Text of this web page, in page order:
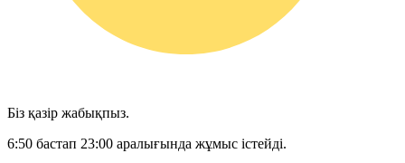
Біз қазір жабықпыз.
6:50 бастап 23:00 аралығында жұмыс істейді.